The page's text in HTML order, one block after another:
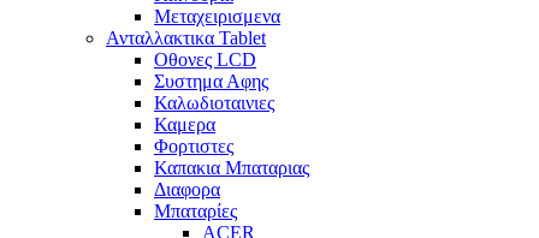
Μεταχειρισμενα
Ανταλλακτικα Tablet
Οθονες LCD
Συστημα Αφης
Καλωδιοταινιες
Καμερα
Φορτιστες
Καπακια Μπαταριας
Διαφορα
Μπαταρίες
ACER